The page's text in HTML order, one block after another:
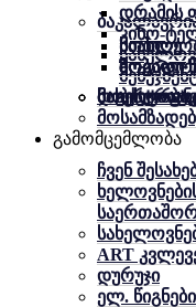
დრამის
კინო-
სიახლე
ზოგადი
სიახლე
ზოგადი
მობილობა
გამომცემლობა
ჩვენ
ART
დურუჯი
ელ. წიგნები